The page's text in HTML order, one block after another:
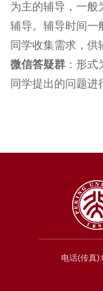
为主的辅导，一般
辅导。辅导时间一
同学收集需求，供
微信答疑群 ：形
同学提出的问题进
电话(传真